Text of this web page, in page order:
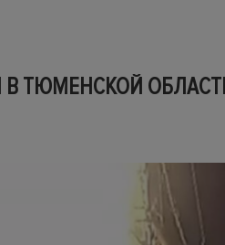
ТЮМЕНСКОЙ